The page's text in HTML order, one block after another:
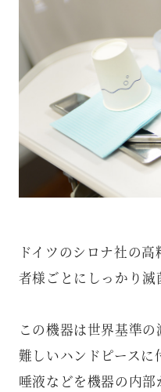
ドイツのシロナ社の
者様ごとにしっかり滅
この機器は世界基準
難しいハンドピースに
唾液などを機器の内